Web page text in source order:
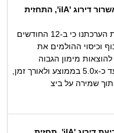
אישור דירוג: בית בכפר בעמ - אשרור דירוג 'ilA', התחזית
תחזית הדירוג היציבה משקפת את הערכתנו כי ב-12 החודשים
וכיסוי ההולמים את
הדירוג, קרי יחס מתואם EBITDA להוצאות מימון הגבוה
מ-3.0x ויחס חוב ל-EBITDA של עד כ-5.0x בממוצע ולאורך זמן,
שמירה על ביצ